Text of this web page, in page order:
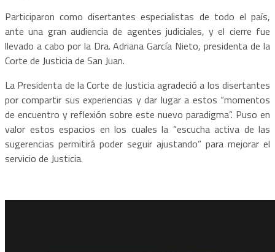
Participaron como disertantes especialistas de todo el país,
ante una gran audiencia de agentes judiciales, y el cierre fue
llevado a cabo por la Dra. Adriana García Nieto, presidenta de la
Corte de Justicia de San Juan.
La Presidenta de la Corte de Justicia agradeció a los disertantes
por compartir sus experiencias y dar lugar a estos “momentos
de encuentro y reflexión sobre este nuevo paradigma”. Puso en
valor estos espacios en los cuales la “escucha activa de las
sugerencias permitirá poder seguir ajustando” para mejorar el
servicio de Justicia.